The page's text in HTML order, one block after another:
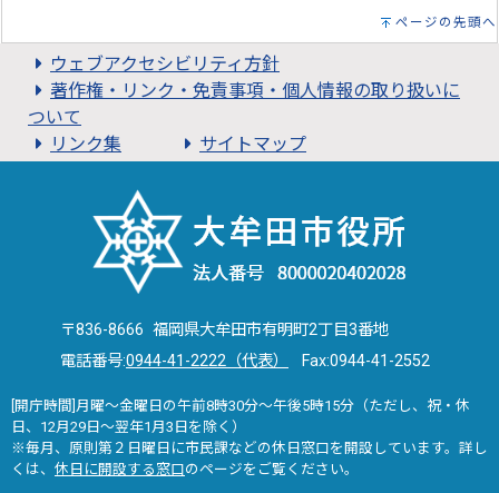
ページの先頭へ
ウェブアクセシビリティ方針
著作権・リンク・免責事項・個人情報の取り扱いに
ついて
リンク集
サイトマップ
〒836-8666 福岡県大牟田市有明町2丁目3番地
電話番号:0944-41-2222（代表） Fax:0944-41-2552
[開庁時間]月曜～金曜日の午前8時30分～午後5時15分（ただし、祝・休
日、12月29日～翌年1月3日を除く）
※毎月、原則第２日曜日に市民課などの休日窓口を開設しています。詳し
くは、 休日に開設する窓口のページをご覧ください。